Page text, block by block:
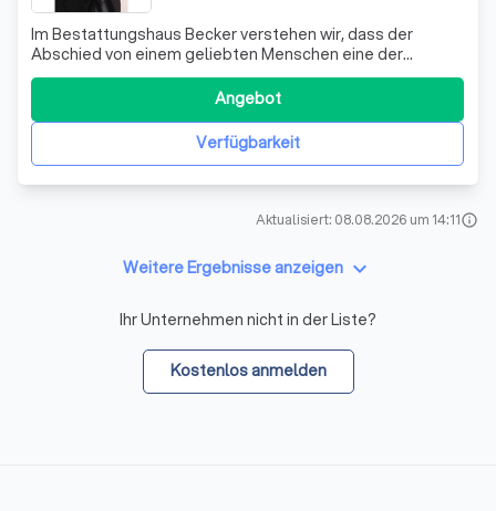
Im Bestattungshaus Becker verstehen wir, dass der
Abschied von einem geliebten Menschen eine der
schwersten Zeiten im Leben darstellt. Mit über 80 Jahren
Erfahrung und einer tiefen Verwurzelung in der
Gemeinschaft von Neuenrade, stehen wir Ihnen mit
Respekt, Sorgfalt und Einfühlungsvermögen zur Seit
Verfügbarkeit
Angebot
Aktualisiert: 08.08.2026 um 14:11info
Weitere Ergebnisse anzeigen keyboard_arrow_down
Ihr Unternehmen nicht in der Liste?
Kostenlos anmelden